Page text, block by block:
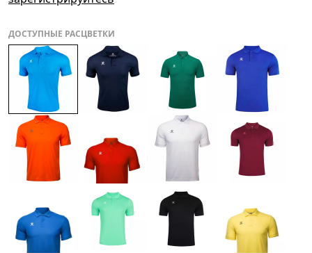
ДОСТУПНЫЕ РАСЦВЕТКИ